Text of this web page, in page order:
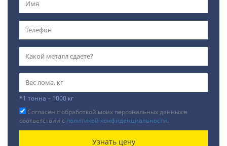
*1 тонна – 1000 кг
Согласен с обработкой моих персональных данных в
соответствии с политикой конфиденциальности.
Узнать цену